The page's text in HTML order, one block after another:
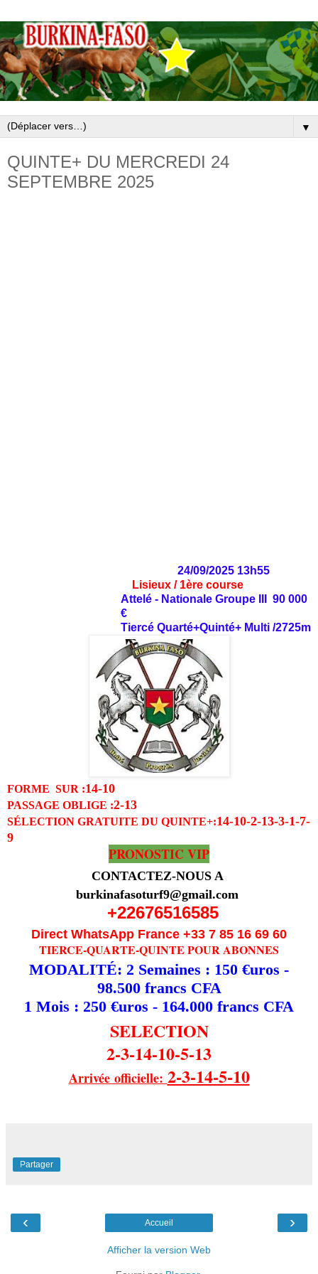
▼
QUINTE+ DU MERCREDI 24
SEPTEMBRE 2025
24/09/2025 13h55
Lisieux / 1ère course
Attelé - Nationale Groupe III 90 000
€
Tiercé Quarté+Quinté+ Multi /2725m
FORME SUR :14-10
PASSAGE OBLIGE :2-13
SÉLECTION GRATUITE DU QUINTE+:14-10-2-13-3-1-7-
9
PRONOSTIC VIP
CONTACTEZ-NOUS A
burkinafasoturf9@gmail.com
+22676516585
Direct WhatsApp France +33 7 85 16 69 60
TIERCE-QUARTE-QUINTE POUR ABONNES
MODALITÉ: 2 Semaines : 150 €uros -
98.500 francs CFA
1 Mois : 250 €uros - 164.000 francs CFA
SELECTION
2-3-14-10-5-13
Arrivée officielle: 2-3-14-5-10
Partager
‹ ›
Accueil
Afficher la version Web